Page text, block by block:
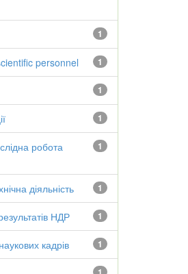
1
1
personnel
1
1
1
робота
1
діяльність
1
НДР
1
кадрів